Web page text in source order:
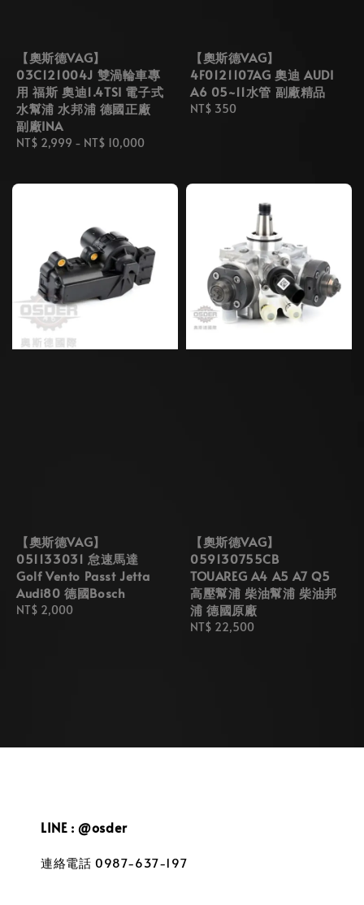
【奧斯德VAG】
03C121004J 雙渦輪車專
用 福斯 奧迪1.4TSI 電子式
水幫浦 水邦浦 德國正廠
副廠INA
Regular
NT$ 2,999 - NT$ 10,000
【奧斯德VAG】
4F0121107AG 奧迪 AUDI
A6 05~11水管 副廠精品
Regular
NT$ 350
【奧斯德VAG】
051133031 怠速馬達
Golf Vento Passt Jetta
Audi80 德國Bosch
Regular
NT$ 2,000
【奧斯德VAG】
059130755CB
TOUAREG A4 A5 A7 Q5
高壓幫浦 柴油幫浦 柴油邦
浦 德國原廠
Regular
NT$ 22,500
LINE : @osder
連絡電話 0987-637-197